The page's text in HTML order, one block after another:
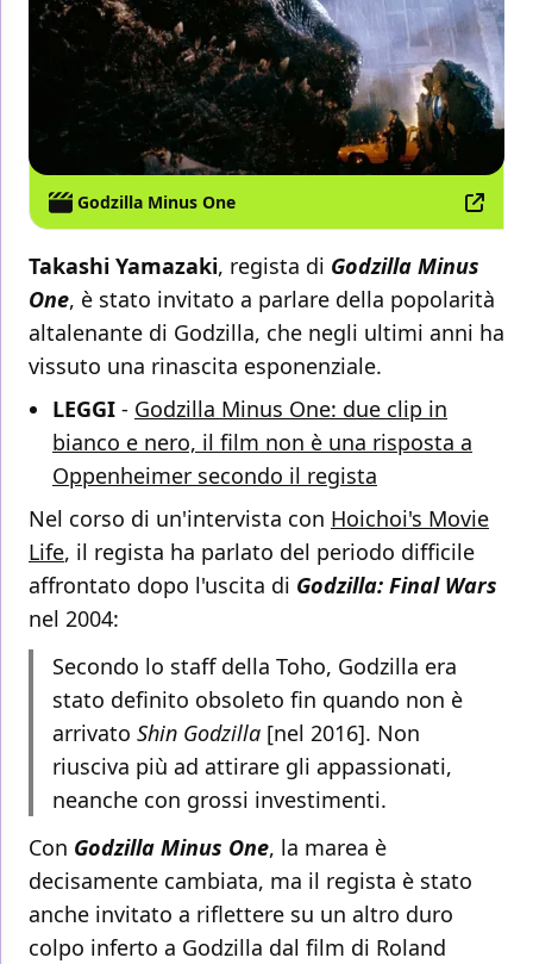
Godzilla Minus One
Takashi Yamazaki, regista di Godzilla Minus
One, è stato invitato a parlare della popolarità
altalenante di Godzilla, che negli ultimi anni ha
vissuto una rinascita esponenziale.
LEGGI - Godzilla Minus One: due clip in
bianco e nero, il film non è una risposta a
Oppenheimer secondo il regista
Nel corso di un'intervista con Hoichoi's Movie
Life, il regista ha parlato del periodo difficile
affrontato dopo l'uscita di Godzilla: Final Wars
nel 2004:
Secondo lo staff della Toho, Godzilla era
stato definito obsoleto fin quando non è
arrivato Shin Godzilla [nel 2016]. Non
riusciva più ad attirare gli appassionati,
neanche con grossi investimenti.
Con Godzilla Minus One, la marea è
decisamente cambiata, ma il regista è stato
anche invitato a riflettere su un altro duro
colpo inferto a Godzilla dal film di Roland